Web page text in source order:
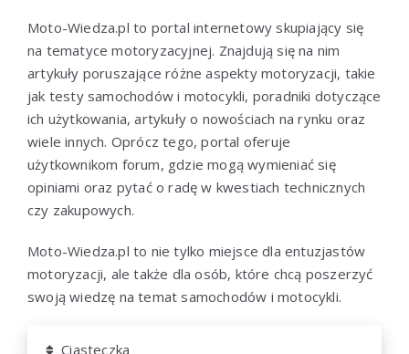
Moto-Wiedza.pl to portal internetowy skupiający się
na tematyce motoryzacyjnej. Znajdują się na nim
artykuły poruszające różne aspekty motoryzacji, takie
jak testy samochodów i motocykli, poradniki dotyczące
ich użytkowania, artykuły o nowościach na rynku oraz
wiele innych. Oprócz tego, portal oferuje
użytkownikom forum, gdzie mogą wymieniać się
opiniami oraz pytać o radę w kwestiach technicznych
czy zakupowych.
Moto-Wiedza.pl to nie tylko miejsce dla entuzjastów
motoryzacji, ale także dla osób, które chcą poszerzyć
swoją wiedzę na temat samochodów i motocykli.
Ciasteczka